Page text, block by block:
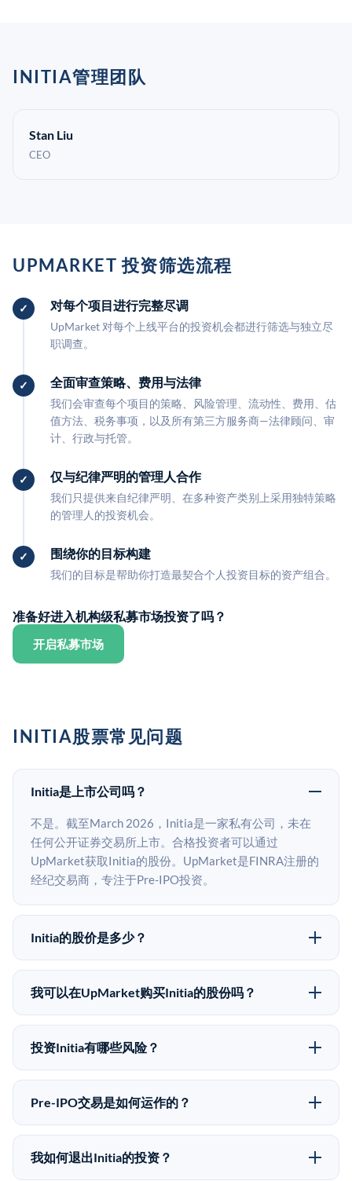
INITIA管理团队
Stan Liu
CEO
UPMARKET 投资筛选流程
对每个项目进行完整尽调
UpMarket 对每个上线平台的投资机会都进行筛选与独立尽
职调查。
全面审查策略、费用与法律
我们会审查每个项目的策略、风险管理、流动性、费用、估
值方法、税务事项，以及所有第三方服务商—法律顾问、审
计、行政与托管。
仅与纪律严明的管理人合作
我们只提供来自纪律严明、在多种资产类别上采用独特策略
的管理人的投资机会。
围绕你的目标构建
我们的目标是帮助你打造最契合个人投资目标的资产组合。
准备好进入机构级私募市场投资了吗？
开启私募市场
INITIA股票常见问题
Initia是上市公司吗？
不是。截至March 2026，Initia是一家私有公司，未在
任何公开证券交易所上市。合格投资者可以通过
UpMarket获取Initia的股份。UpMarket是FINRA注册的
经纪交易商，专注于Pre-IPO投资。
Initia的股价是多少？
Initia没有公开股价，因为它是一家私有公司。最近的已
知股价来自其最近一轮融资。 二级市场上的Pre-IPO股
同。
我可以在UpMarket购买Initia的股份吗？
可以。合格投资者可以通过填写本页表单或在
upmarket.co创建账户来表达对Initia股份的投资意向。
50,000美元。UpMarket是FINRA注册的经纪交易商，
自2019年以来已经纪超过5亿美元的另类投资。
投资Initia有哪些风险？
Pre-IPO投资存在重大风险。Initia的股份流动性低，意
味着没有公开市场可以快速出售。不存在确定的退出时
可能全部损失的准备。私有公司的估值在融资轮次之间
可能大幅波动。投资者应在投资前咨询其财务顾问并审
Pre-IPO交易是如何运作的？
在Pre-IPO交易中，合格投资者通过二级市场平台从现有
股东（如员工、早期投资者或其他持有人）处购买股
我如何退出Initia的投资？